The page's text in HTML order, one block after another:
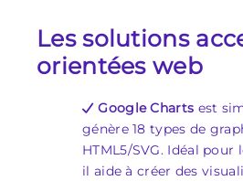
Les solutions
orientées web
Google Charts est
génère 18 types de
HTML5/SVG. Idéal pour
il aide à créer des